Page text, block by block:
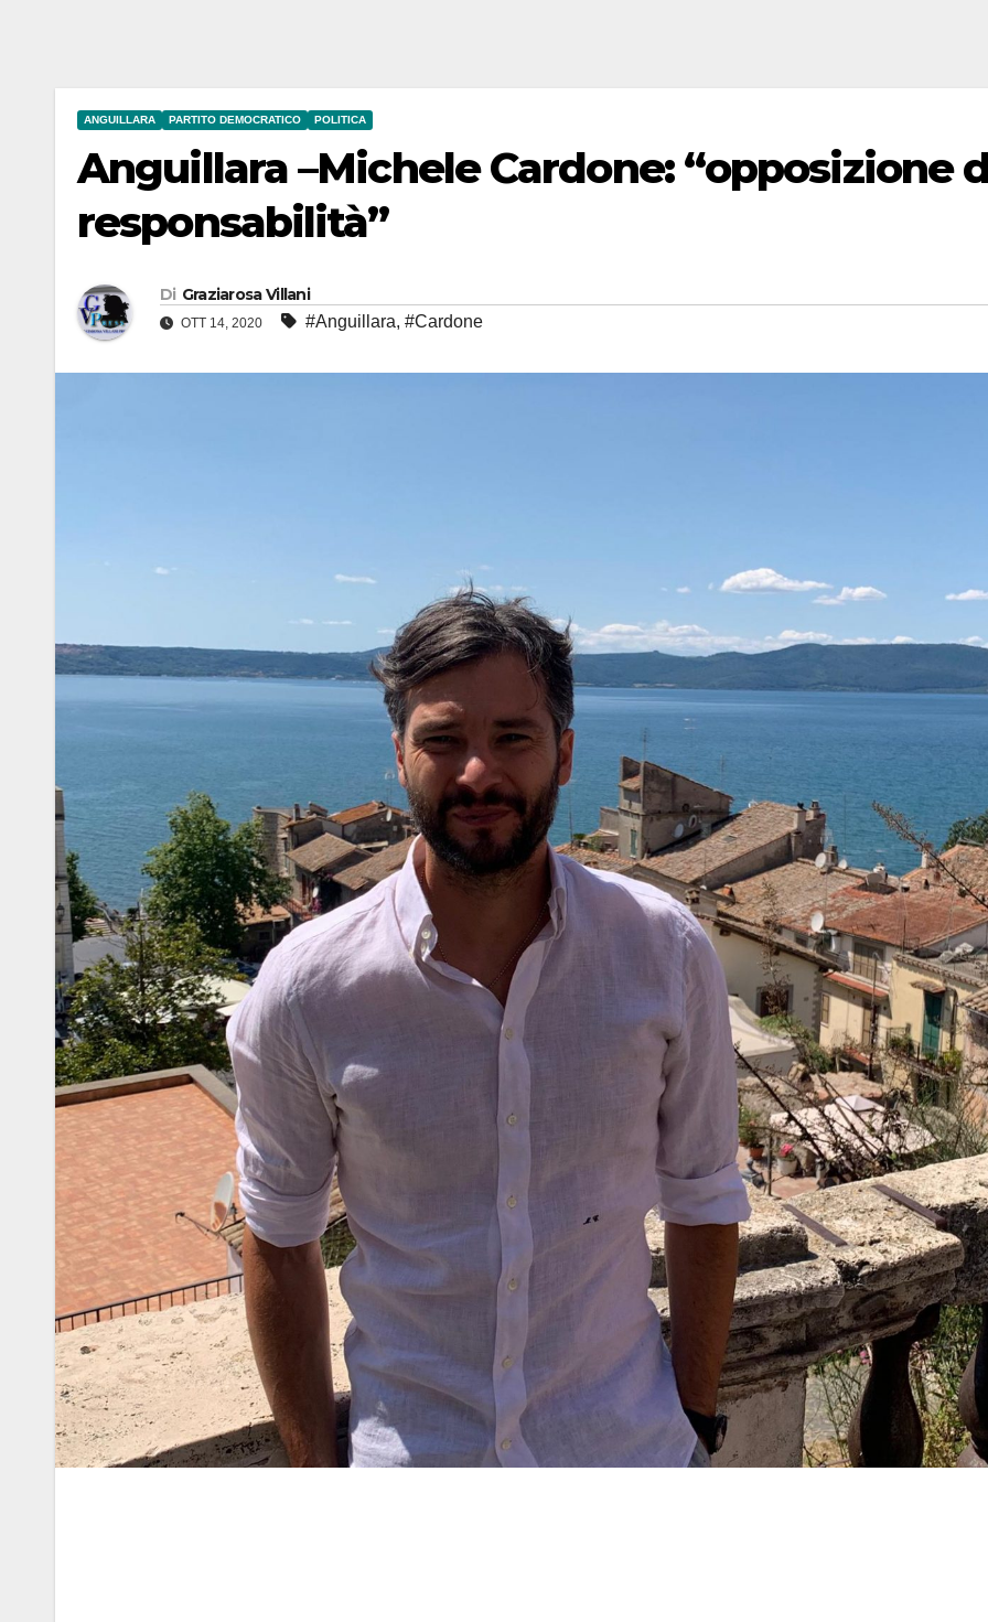
ANGUILLARA PARTITO DEMOCRATICO POLITICA
Anguillara –Michele Cardone: “opposizione
responsabilità”
Di Graziarosa Villani
OTT 14, 2020 #Anguillara, #Cardone